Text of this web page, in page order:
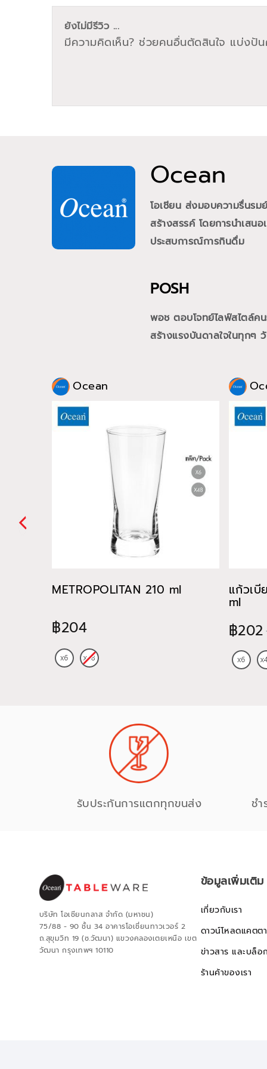
Ocean
โอเชียน ส่งมอบความรื่นร
สร้างสรรค์ โดยการนำเส
ประสบการณ์การกินดื่ม
POSH
พอช ตอบโจทย์ไลฟ์สไตล์ค
สร้างแรงบันดาลใจในทุกๆ
Ocean
METROPOLITAN 210 ml
฿204
แก้วเบี
ml
฿202
ยังไม่มีรีวิว ...
มีความคิดเห็น? ช่วยคนอื่นตัดสินใจ แบ่ง
รับประกันการแตกทุกขนส่ง ชำ
บริษัท โอเชียนกลาส จำกัด (มหาชน)
75/88 - 90 ชั้น 34 อาคารโอเชี่ยนทาวเวอร์ 2
ถ.สุขุมวิท 19 (ซ.วัฒนา) แขวงคลองเตยเหนือ เขต
วัฒนา กรุงเทพฯ 10110
ข้อมูลเพิ่มเติม
เกี่ยวกับเรา
ดาวน์โหลดแคตต
ข่าวสาร และบล็อก
ร้านค้าของเรา